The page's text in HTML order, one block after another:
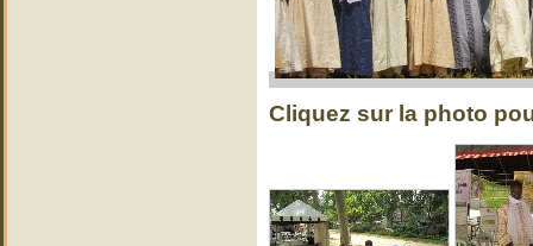
Cliquez sur la photo